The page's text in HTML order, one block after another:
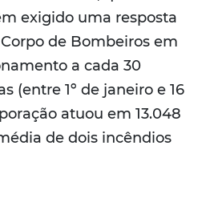
exigido uma resposta
de Bombeiros em
a cada 30
(entre 1º de janeiro e 16
atuou em 13.048
de dois incêndios